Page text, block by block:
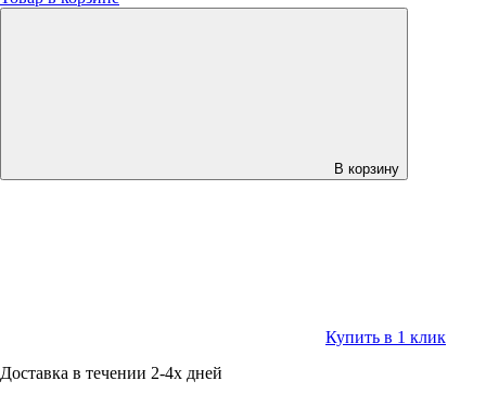
В корзину
Купить в 1 клик
Доставка в течении 2-4х дней